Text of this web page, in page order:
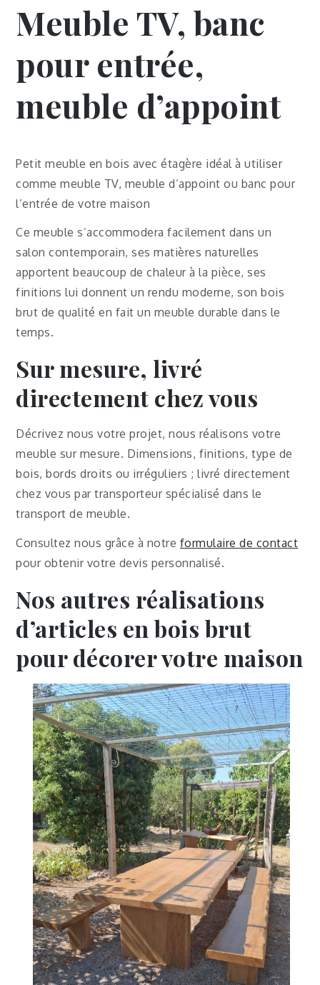
Meuble TV, banc
pour entrée,
meuble d’appoint
Petit meuble en bois avec étagère idéal à utiliser
comme meuble TV, meuble d’appoint ou banc pour
l’entrée de votre maison
Ce meuble s’accommodera facilement dans un
salon contemporain, ses matières naturelles
apportent beaucoup de chaleur à la pièce, ses
finitions lui donnent un rendu moderne, son bois
brut de qualité en fait un meuble durable dans le
temps.
Sur mesure, livré
directement chez vous
Décrivez nous votre projet, nous réalisons votre
meuble sur mesure. Dimensions, finitions, type de
bois, bords droits ou irréguliers ; livré directement
chez vous par transporteur spécialisé dans le
transport de meuble.
Consultez nous grâce à notre formulaire de contact
pour obtenir votre devis personnalisé.
Nos autres réalisations
d’articles en bois brut
pour décorer votre maison